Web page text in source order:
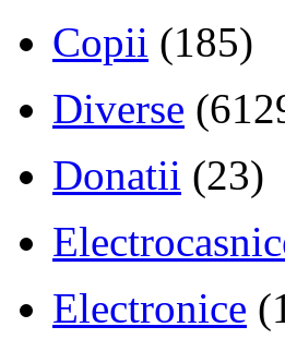
Copii (185)
Diverse
Donatii (23)
Electronice